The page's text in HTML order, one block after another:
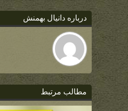
درباره دانیال بهمنش
مطالب مرتبط